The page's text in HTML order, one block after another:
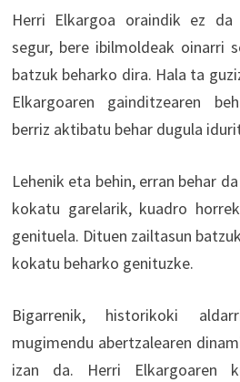
Herri Elkargoa oraindik ez
segur, bere ibilmoldeak oinarri
batzuk beharko dira. Hala ta
Elkargoaren gainditzearen
berriz aktibatu behar dugula
Lehenik eta behin, erran behar
kokatu garelarik, kuadro
genituela. Dituen zailtasun
kokatu beharko genituzke.
Bigarrenik, historikoki
mugimendu abertzalearen
izan da. Herri Elkargoaren